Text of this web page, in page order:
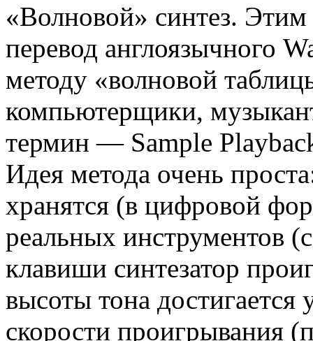
«Волновой» синтез.
перевод англоязычного
методу «волновой
компьютерщики,
термин — Sample
Идея метода очень
хранятся (в цифровой
реальных инструментов
клавиши синтезатор
высоты тона
скорости проигрывания